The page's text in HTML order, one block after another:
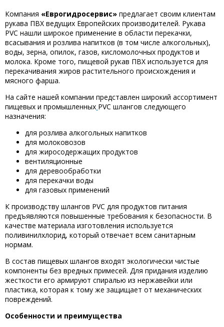
Компания «Еврогидросервис» предлагает своим клиентам
рукава ПВХ ведущих Европейских производителей. Рукава
PVC нашли широкое применение в области перекачки,
всасывания и розлива напитков (в том числе алкогольных),
воды, зерна, опилок, газов, кисломолочных продуктов и
молока. Кроме того, пищевой рукав ПВХ используется для
перекачивания жиров растительного происхождения и
мясного фарша.
На сайте нашей компании представлен широкий ассортимент
пищевых и промышленных PVC шлангов следующего
назначения:
для розлива алкогольных напитков
для молоковозов
для жиросодержащих продуктов
вентиляционные
для деревообработки
для перекачки воды
для газовых применений
К производству шлангов PVC для продуктов питания
предъявляются повышенные требования к безопасности. В
качестве материала изготовления используется
поливинилхлорид, который отвечает всем санитарным
нормам.
В состав пищевых шлангов входят экологически чистые
компоненты без вредных примесей. Для придания изделию
жесткости его армируют спиралью из нержавейки или
пластика, которая к тому же защищает от механических
повреждений.
Особенности и преимущества